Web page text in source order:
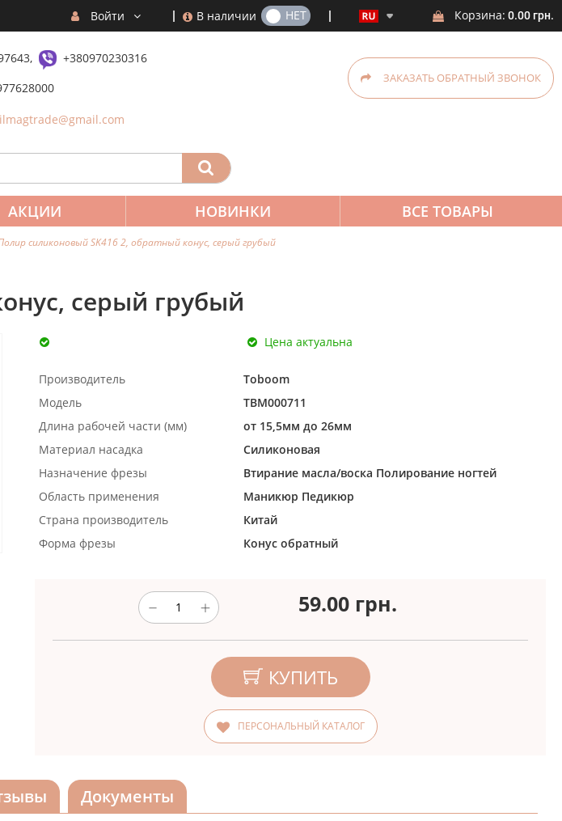
Корзина: 0.00 грн.
В наличии
ДА НЕТ
Войти
+380970230316
ЗАКАЗАТЬ ОБРАТНЫЙ ЗВОНОК
АКЦИИ НОВИНКИ ВСЕ ТОВАРЫ
силиконовый SK416 2, обратный конус, серый грубый
серый грубый
Цена актуальна
Производитель
Toboom
Модель
TBM000711
Длина рабочей части (мм)
от 15,5мм до 26мм
Материал насадка
Силиконовая
Назначение фрезы
Втирание масла/воска Полирование ногтей
Область применения
Маникюр Педикюр
Страна производитель
Китай
Форма фрезы
Конус обратный
59.00 грн.
КУПИТЬ
ПЕРСОНАЛЬНЫЙ КАТАЛОГ
Документы